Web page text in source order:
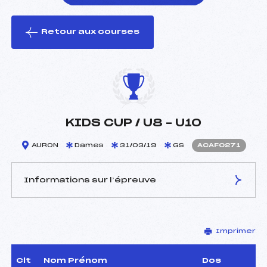
le ski
Retour aux courses
KIDS CUP / U8 – U10
AURON Dames 31/03/19 GS ACAF0271
Informations sur l’épreuve
–
Arbitre :
–
Assistant :
Imprimer
Clt Nom Prénom Dos